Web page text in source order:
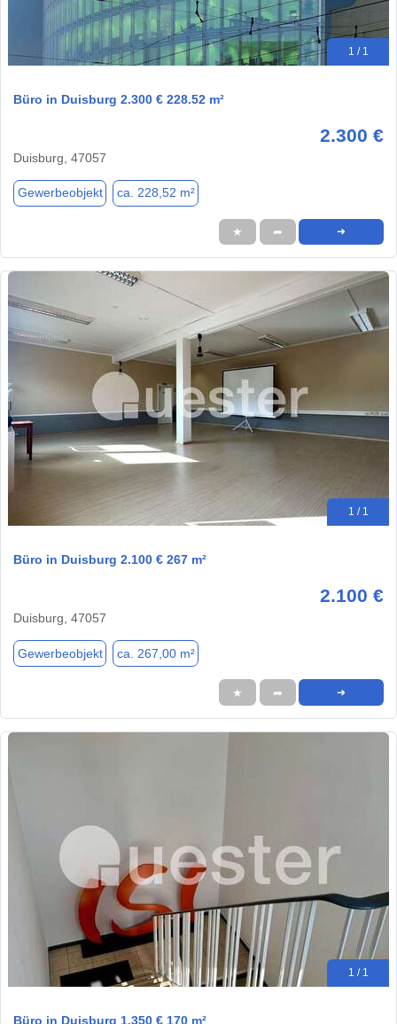
1 / 1
Büro in Duisburg 2.300 € 228.52 m²
2.300 €
Duisburg, 47057
Gewerbeobjekt ca. 228,52 m²
★ ➦ ➜
1 / 1
Büro in Duisburg 2.100 € 267 m²
2.100 €
Duisburg, 47057
Gewerbeobjekt ca. 267,00 m²
★ ➦ ➜
1 / 1
Büro in Duisburg 1.350 € 170 m²